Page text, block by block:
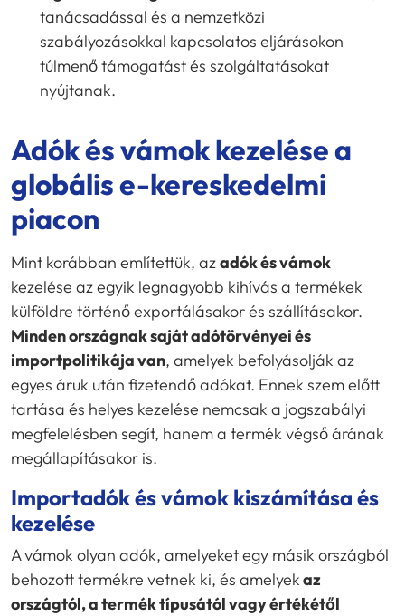
tanácsadással és a nemzetközi
szabályozásokkal kapcsolatos eljárásokon
túlmenő támogatást és szolgáltatásokat
nyújtanak.
Adók és vámok kezelése a
globális e-kereskedelmi
piacon
Mint korábban említettük, azadók és vámok
kezelése az egyik legnagyobb kihívás a termékek
külföldre történő exportálásakor és szállításakor.
Minden országnak saját adótörvényei és
importpolitikája van, amelyek befolyásolják az
egyes áruk után fizetendő adókat. Ennek szem előtt
tartása és helyes kezelése nemcsak a jogszabályi
megfelelésben segít, hanem a termék végső árának
megállapításakor is.
Importadók és vámok kiszámítása és
kezelése
A vámok olyan adók, amelyeket egy másik országból
behozott termékre vetnek ki, és amelyekaz
országtól, a termék típusától vagy értékétől